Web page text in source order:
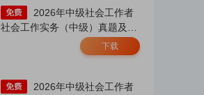
社会工作实务（中级）真题及答
下载